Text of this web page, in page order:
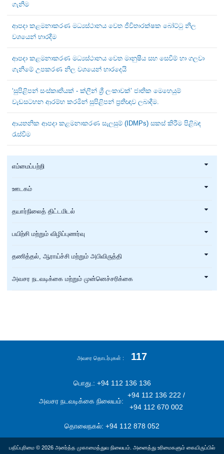
ගැනීම
ආපදා කළමනාකරණ මධ්‍යස්ථානය වෙත ජීවිතාරක්ෂක බෝට්ටු නිල
වශයෙන් භාරදීම
ආපදා කළමනාකරණ මධ්‍යස්ථානය වෙත මානුෂීය සහ සෙවීම් හා ගලවා
ගැනීමේ උපකරණ නිල වශයෙන් භාරදෙයි
‘සුපිළිපන් සංස්කෘතියක් - ක්ලීන් ශ්‍රී ලංකාවක්’ ජාතික මෙහෙයුම්
වැඩසටහන ආරම්භ කරමින් සුපිළිපන් ප්‍රතිඥාව ලබාදීම.
ආයතනික ආපදා කළමනාකරණ සැලසුම් (IDMPs) සකස් කිරීම පිළිබඳ
රැස්වීම
எம்மைப்பற்றி
ஊடகம்
தயார்நிலைத் திட்டமிடல்
பயிற்சி மற்றும் விழிப்புணர்வு
தணித்தல், ஆராய்ச்சி மற்றும் அபிவிருத்தி
அவசர நடவடிக்கை மற்றும் முன்னெச்சரிக்கை
அவசர தொடர்புகள் 117
பொது.: +94 112 136 136
அவசர நடவடிக்கை நிலையம்:
+94 112 136 222 /
+94 112 670 002
தொலைநகல்: +94 112 878 052
பதிப்புரிமை © 2026 அனர்த்த முகாமைத்துவ நிலையம். அனைத்து உரிமைகளும் கையிருப்பில்